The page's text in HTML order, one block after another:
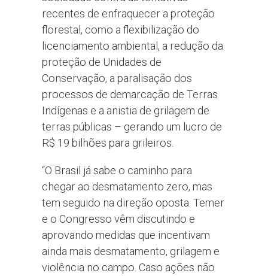
recentes de enfraquecer a proteção
florestal, como a flexibilização do
licenciamento ambiental, a redução da
proteção de Unidades de
Conservação, a paralisação dos
processos de demarcação de Terras
Indígenas e a anistia de grilagem de
terras públicas – gerando um lucro de
R$ 19 bilhões para grileiros.
“O Brasil já sabe o caminho para
chegar ao desmatamento zero, mas
tem seguido na direção oposta. Temer
e o Congresso vêm discutindo e
aprovando medidas que incentivam
ainda mais desmatamento, grilagem e
violência no campo. Caso ações não